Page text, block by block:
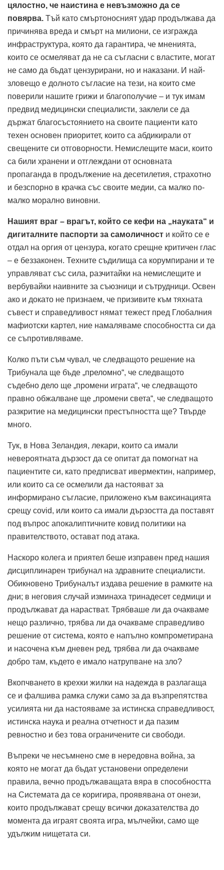
цялостно, че наистина е невъзможно да се
повярва. Тъй като смъртоносният удар продължава да
причинява вреда и смърт на милиони, се изгражда
инфраструктура, която да гарантира, че мненията,
които се осмеляват да не са съгласни с властите, могат
не само да бъдат цензурирани, но и наказани. И най-
зловещо е долното съгласие на тези, на които сме
поверили нашите грижи и благополучие – и тук имам
предвид медицински специалисти, заклели се да
държат благосъстоянието на своите пациенти като
техен основен приоритет, които са абдикирали от
свещените си отговорности. Немислещите маси, които
са били хранени и отглеждани от основната
пропаганда в продължение на десетилетия, страхотно
и безспорно в крачка със своите медии, са малко по-
малко морално виновни.
Нашият враг – врагът, който се кефи на „науката“ и
дигиталните паспорти за самоличност и който се е
отдал на оргия от цензура, когато срещне критичен глас
– е беззаконен. Техните съдилища са корумпирани и те
управляват със сила, разчитайки на немислещите и
вербувайки наивните за съюзници и сътрудници. Освен
ако и докато не признаем, че призивите към тяхната
съвест и справедливост нямат тежест пред Глобалния
мафиотски картел, ние намаляваме способността си да
се съпротивляваме.
Колко пъти съм чувал, че следващото решение на
Трибунала ще бъде „преломно“, че следващото
съдебно дело ще „промени играта“, че следващото
правно обжалване ще „промени света“, че следващото
разкритие на медицински престъпността ще? Твърде
много.
Тук, в Нова Зеландия, лекари, които са имали
невероятната дързост да се опитат да помогнат на
пациентите си, като предписват ивермектин, например,
или които са се осмелили да настояват за
информирано съгласие, приложено към ваксинацията
срещу covid, или които са имали дързостта да поставят
под въпрос апокалиптичните ковид политики на
правителството, остават под атака.
Наскоро колега и приятел беше изправен пред нашия
дисциплинарен трибунал на здравните специалисти.
Обикновено Трибуналът издава решение в рамките на
дни; в неговия случай изминаха тринадесет седмици и
продължават да нарастват. Трябваше ли да очакваме
нещо различно, трябва ли да очакваме справедливо
решение от система, която е напълно компрометирана
и насочена към дневен ред, трябва ли да очакваме
добро там, където е имало натрупване на зло?
Вкопчването в крехки жилки на надежда в разлагаща
се и фалшива рамка служи само за да възпрепятства
усилията ни да настояваме за истинска справедливост,
истинска наука и реална отчетност и да пазим
ревностно и без това ограничените си свободи.
Въпреки че несъмнено сме в нередовна война, за
която не могат да бъдат установени определени
правила, вечно продължаващата вяра в способността
на Системата да се коригира, проявявана от онези,
които продължават срещу всички доказателства до
момента да играят своята игра, мълчейки, само ще
удължим нищетата си.